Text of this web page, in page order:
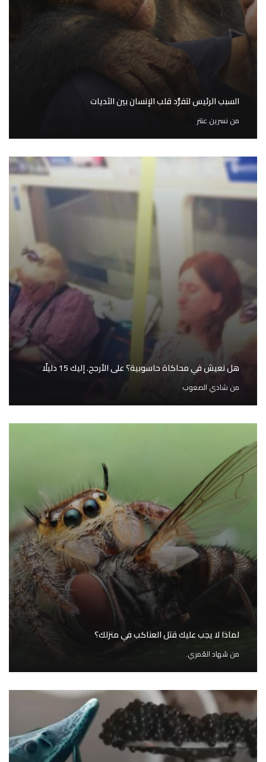
السبب الرئيس لتفرُّد قلب الإنسان بين الثديات
من نسرين عنتر
هل نعيش في محاكاة حاسوبية؟ على الأرجح. إليك 15 دليلًا
من شادي الصعوب
لماذا لا يجب عليك قتل العناكب في منزلك؟
من سُهاد العُمري.